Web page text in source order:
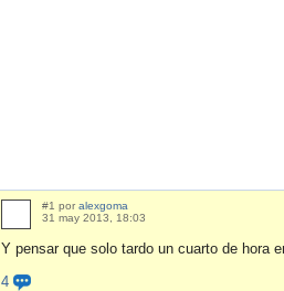
#1 por alexgoma
31 may 2013, 18:03
Y pensar que solo tardo un cuarto de hora
4